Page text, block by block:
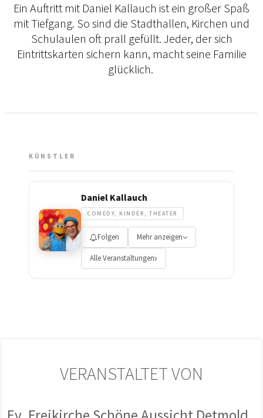
Ein Auftritt mit Daniel Kallauch ist ein großer Spaß
mit Tiefgang. So sind die Stadthallen, Kirchen und
Schulaulen oft prall gefüllt. Jeder, der sich
Eintrittskarten sichern kann, macht seine Familie
glücklich.
KÜNSTLER
Daniel Kallauch
COMEDY, KINDER, THEATER
Folgen Mehr anzeigen
Alle Veranstaltungen
VERANSTALTET VON